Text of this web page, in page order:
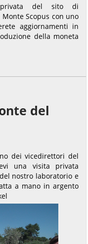
del sito di
Scopus con uno
aggiornamenti in
della moneta
del
dei vicedirettori del
una visita privata
nostro laboratorio e
a mano in argento